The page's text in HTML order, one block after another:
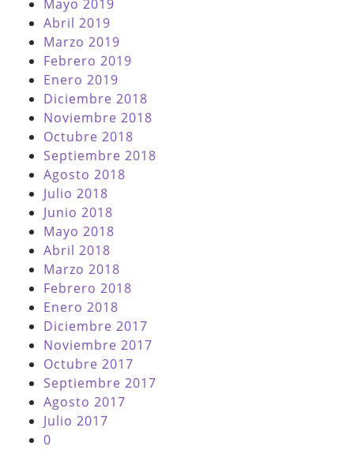
Mayo 2019
Abril 2019
Marzo 2019
Febrero 2019
Enero 2019
Diciembre 2018
Noviembre 2018
Octubre 2018
Septiembre 2018
Agosto 2018
Julio 2018
Junio 2018
Mayo 2018
Abril 2018
Marzo 2018
Febrero 2018
Enero 2018
Diciembre 2017
Noviembre 2017
Octubre 2017
Septiembre 2017
Agosto 2017
Julio 2017
0